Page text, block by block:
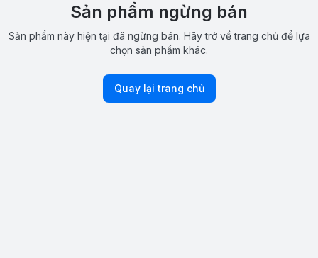
Sản phẩm ngừng bán
Sản phẩm này hiện tại đã ngừng bán. Hãy trở về trang chủ để lựa
chọn sản phẩm khác.
Quay lại trang chủ